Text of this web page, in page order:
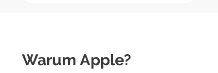
Warum Apple?